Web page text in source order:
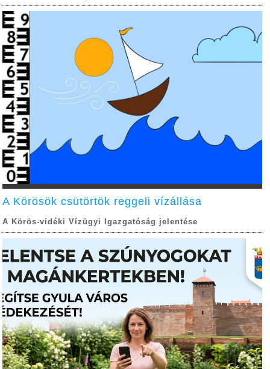
A Körösök csütörtök reggeli vízállása
A Körös-vidéki Vízügyi Igazgatóság jelentése